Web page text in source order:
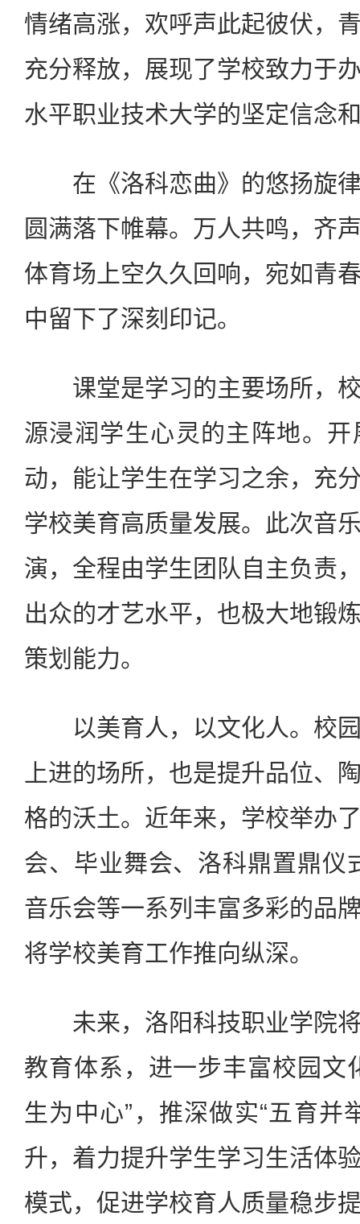
情绪高涨，欢呼声此起彼伏，
充分释放， 展现了学校致力于
水平职业技术大学的坚定信念
在《洛科恋曲》的悠扬旋
圆满落下帷幕。万人共鸣，齐
体育场上空久久回响，宛如青
中留下了深刻印记。
课堂是学习的主要场所，
源浸润学生心灵的主阵地。
动，能让学生在学习之余，充
学校美育高质量发展。此次音
演，全程由学生团队自主负责
出众的才艺水平，也极大地锻
策划能力。
以美育人，以文化人。校
上进的场所，也是提升品位、
格的沃土。近年来，学校举办
会、毕业舞会、洛科鼎置鼎仪
音乐会等一系列丰富多彩的品
将学校美育工作推向纵深。
未来，洛阳科技职业学院
教育体系，进一步丰富校园文
生为中心”，推深做实“五育并
升，着力提升学生学习生活体
模式，促进学校育人质量稳步